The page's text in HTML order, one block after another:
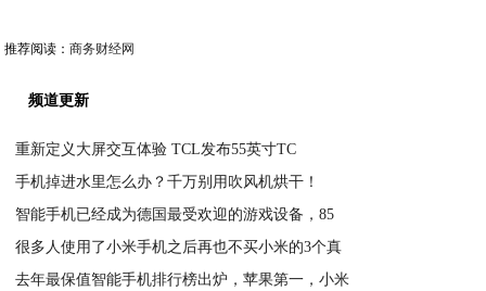
推荐阅读：商务财经网
频道更新
重新定义大屏交互体验 TCL发布55英寸TC
手机掉进水里怎么办？千万别用吹风机烘干！
智能手机已经成为德国最受欢迎的游戏设备，85
很多人使用了小米手机之后再也不买小米的3个真
去年最保值智能手机排行榜出炉，苹果第一，小米